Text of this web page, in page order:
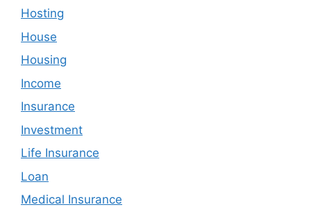
Hosting
House
Housing
Income
Insurance
Investment
Life Insurance
Loan
Medical Insurance